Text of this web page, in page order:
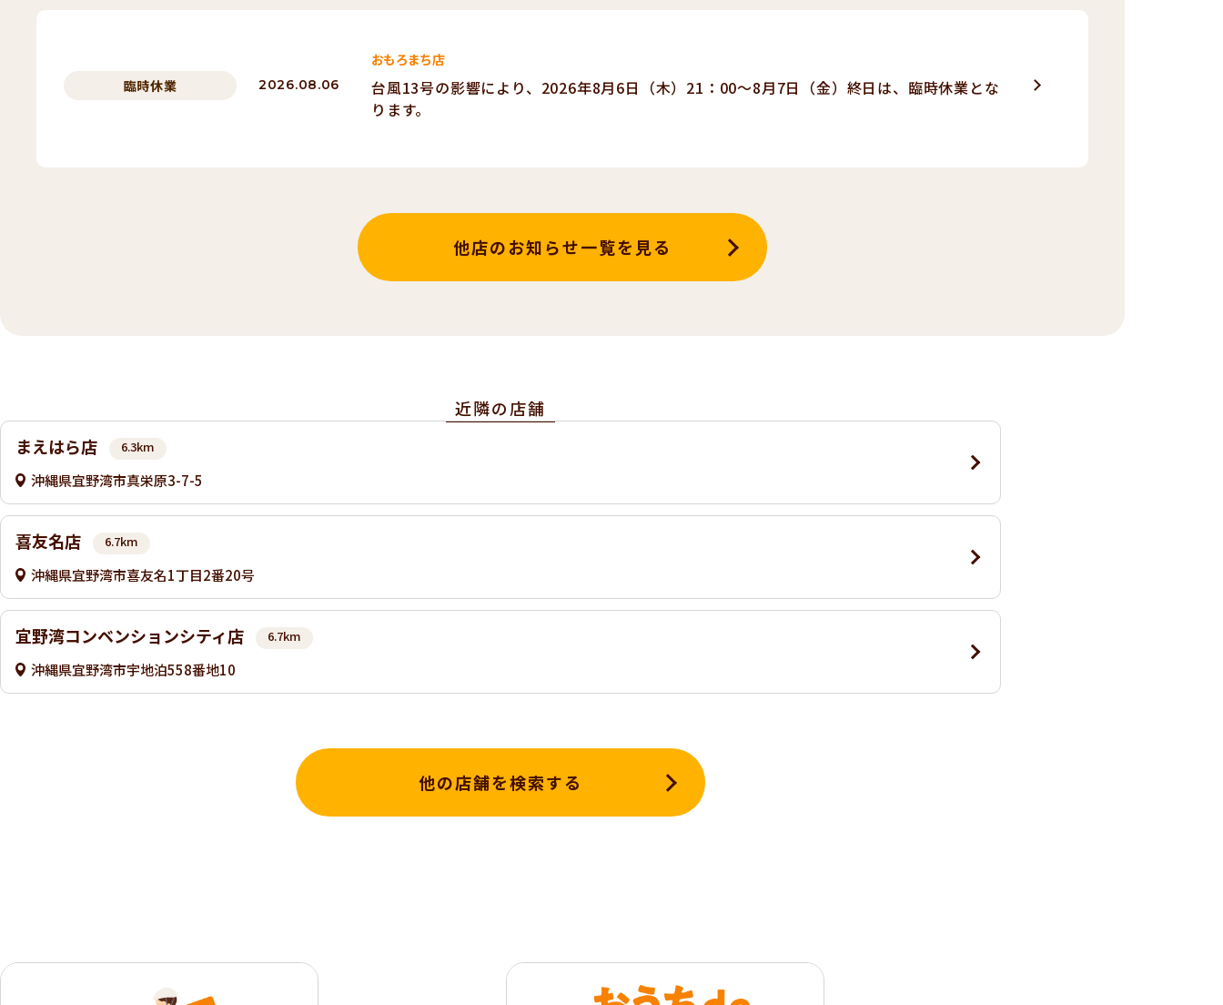
臨時休業 2026.08.06
おもろまち店
台風13号の影響により、2026年8月6日（木）21：00～8月7日（金）終日は、臨時休業とな
ります。
他店のお知らせ一覧を見る
近隣の店舗
まえはら店
6.3km
沖縄県宜野湾市真栄原3-7-5
喜友名店 6.7km
沖縄県宜野湾市喜友名1丁目2番20号
宜野湾コンベンションシティ店 6.7km
沖縄県宜野湾市宇地泊558番地10
他の店舗を検索する